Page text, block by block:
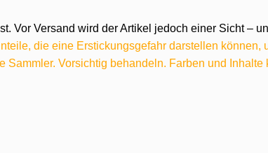
Vor Versand wird der Artikel jedoch einer Sicht –
die eine Erstickungsgefahr darstellen
Vorsichtig behandeln. Farben und